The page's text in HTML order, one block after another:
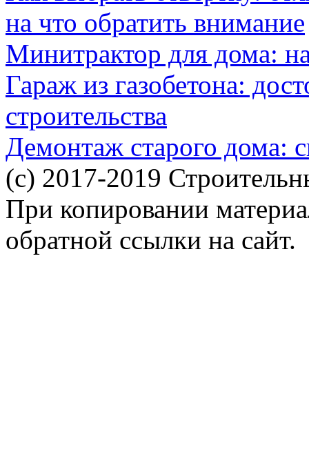
на что обратить внимание
Минитрактор для дома:
Гараж из газобетона:
строительства
Демонтаж старого дома:
(c) 2017-2019
При копировании
обратной ссылки на сайт.